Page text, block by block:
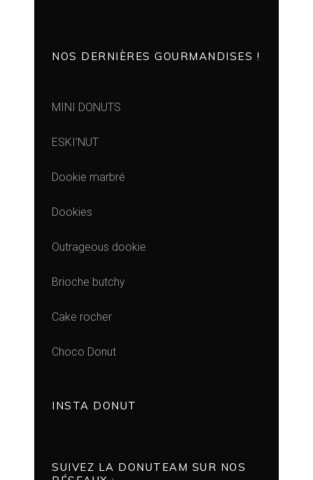
NOS DERNIÈRES GOURMANDISES !
MINI DONUTS
ESKI’NUT
Dookie marbré
Dookies
Outrageous dookie
Brioche butchy
Cake rocher
Choco Donut
INSTA DONUT
SUIVEZ LA DONUTEAM SUR NOS